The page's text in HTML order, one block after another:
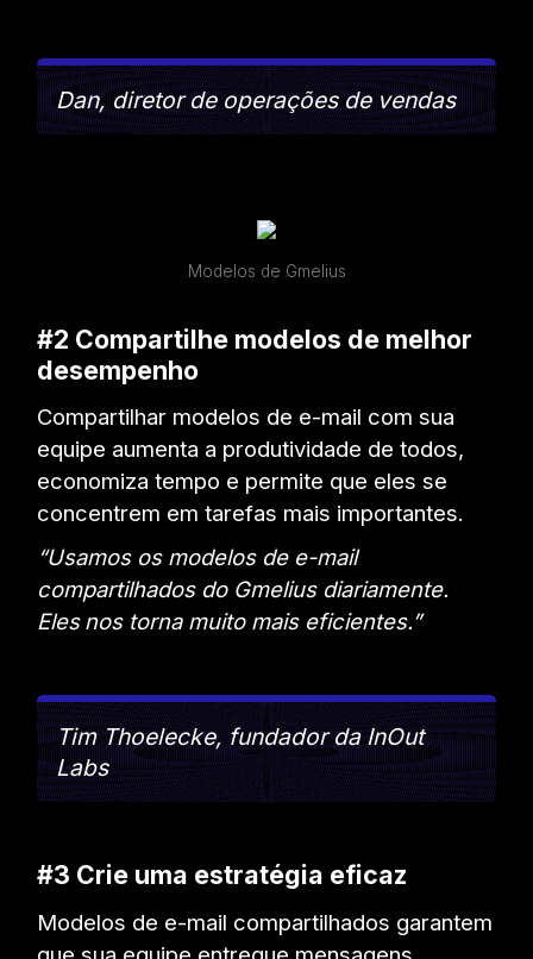
Dan, diretor de operações de vendas
Modelos de Gmelius
#2 Compartilhe modelos de melhor
desempenho
Compartilhar modelos de e-mail com sua
equipe aumenta a produtividade de todos,
economiza tempo e permite que eles se
concentrem em tarefas mais importantes.
“Usamos os modelos de e-mail
compartilhados do Gmelius diariamente.
Eles nos torna muito mais eficientes.”
Tim Thoelecke, fundador da InOut
Labs
#3 Crie uma estratégia eficaz
Modelos de e-mail compartilhados garantem